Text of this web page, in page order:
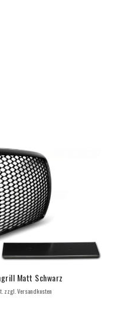
Matt Schwarz
zzgl. Versandkosten